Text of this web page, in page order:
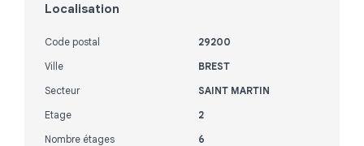
Localisation
Code postal
29200
Ville
BREST
Secteur
SAINT MARTIN
Etage
2
Nombre étages
6